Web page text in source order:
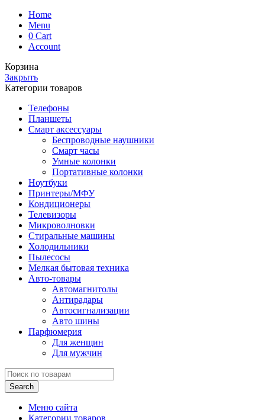
Home
Menu
0 Cart
Account
Корзина
Закрыть
Категории товаров
Телефоны
Планшеты
Смарт аксессуары
Беспроводные наушники
Смарт часы
Умные колонки
Портативные колонки
Ноутбуки
Принтеры/МФУ
Кондиционеры
Телевизоры
Микроволновки
Стиральные машины
Холодильники
Пылесосы
Мелкая бытовая техника
Авто-товары
Автомагнитолы
Антирадары
Автосигнализации
Авто шины
Парфюмерия
Для женщин
Для мужчин
Search
Меню сайта
Категории товаров